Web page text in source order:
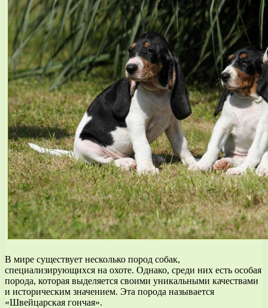
В мире существует несколько пород собак,
специализирующихся на охоте. Однако, среди них есть особая
порода, которая выделяется своими уникальными качествами
и историческим значением. Эта порода называется
«Швейцарская гончая».